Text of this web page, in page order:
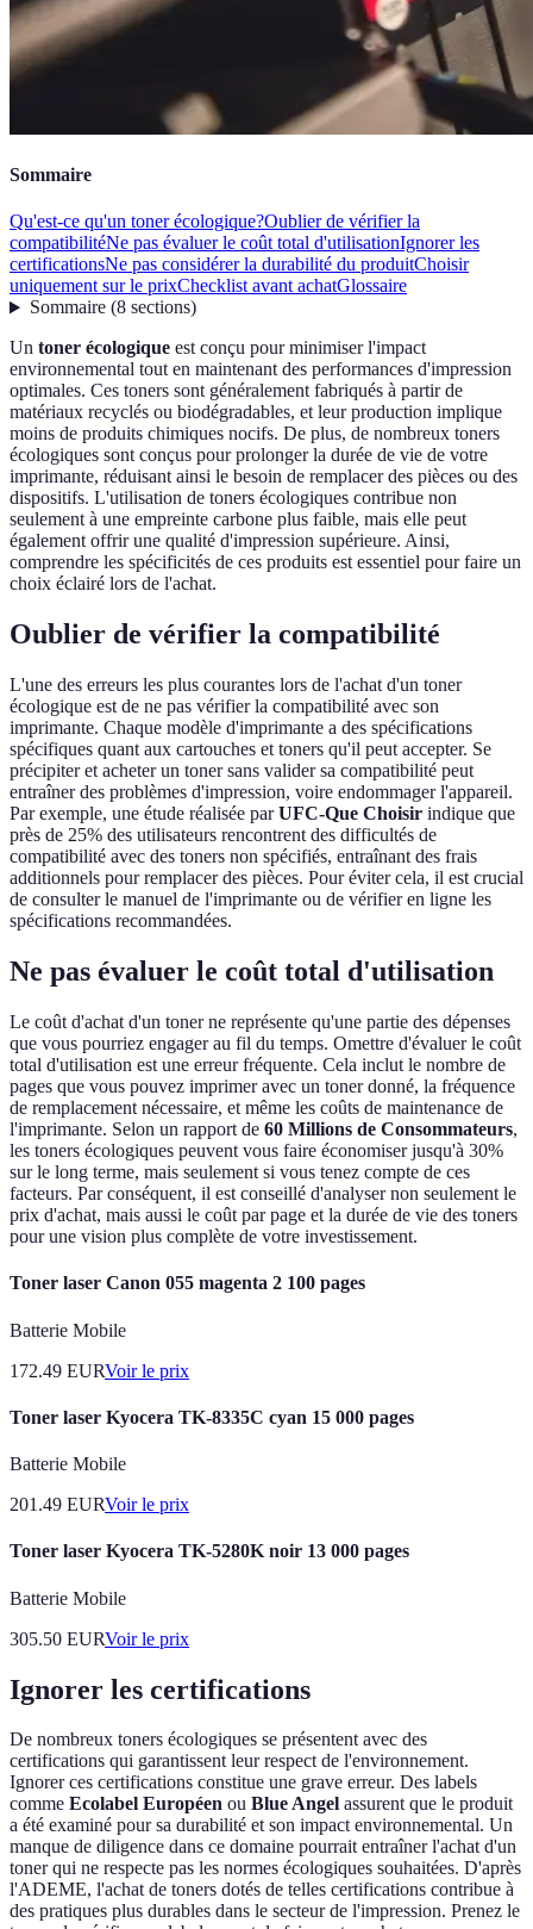
Sommaire
Qu'est-ce qu'un toner écologique?Oublier de vérifier la
compatibilitéNe pas évaluer le coût total d'utilisationIgnorer les
certificationsNe pas considérer la durabilité du produitChoisir
uniquement sur le prixChecklist avant achatGlossaire
Sommaire(8 sections)
Un toner écologique est conçu pour minimiser l'impact
environnemental tout en maintenant des performances d'impression
optimales. Ces toners sont généralement fabriqués à partir de
matériaux recyclés ou biodégradables, et leur production implique
moins de produits chimiques nocifs. De plus, de nombreux toners
écologiques sont conçus pour prolonger la durée de vie de votre
imprimante, réduisant ainsi le besoin de remplacer des pièces ou des
dispositifs. L'utilisation de toners écologiques contribue non
seulement à une empreinte carbone plus faible, mais elle peut
également offrir une qualité d'impression supérieure. Ainsi,
comprendre les spécificités de ces produits est essentiel pour faire un
choix éclairé lors de l'achat.
Oublier de vérifier la compatibilité
L'une des erreurs les plus courantes lors de l'achat d'un toner
écologique est de ne pas vérifier la compatibilité avec son
imprimante. Chaque modèle d'imprimante a des spécifications
spécifiques quant aux cartouches et toners qu'il peut accepter. Se
précipiter et acheter un toner sans valider sa compatibilité peut
entraîner des problèmes d'impression, voire endommager l'appareil.
Par exemple, une étude réalisée parUFC-Que Choisir indique que
près de 25% des utilisateurs rencontrent des difficultés de
compatibilité avec des toners non spécifiés, entraînant des frais
additionnels pour remplacer des pièces. Pour éviter cela, il est crucial
de consulter le manuel de l'imprimante ou de vérifier en ligne les
spécifications recommandées.
Ne pas évaluer le coût total d'utilisation
Le coût d'achat d'un toner ne représente qu'une partie des dépenses
que vous pourriez engager au fil du temps. Omettre d'évaluer le coût
total d'utilisation est une erreur fréquente. Cela inclut le nombre de
pages que vous pouvez imprimer avec un toner donné, la fréquence
de remplacement nécessaire, et même les coûts de maintenance de
l'imprimante. Selon un rapport de 60 Millions de Consommateurs,
les toners écologiques peuvent vous faire économiser jusqu'à 30%
sur le long terme, mais seulement si vous tenez compte de ces
facteurs. Par conséquent, il est conseillé d'analyser non seulement le
prix d'achat, mais aussi le coût par page et la durée de vie des toners
pour une vision plus complète de votre investissement.
Toner laser Canon 055 magenta 2 100 pages
Batterie Mobile
172.49 EURVoir le prix
Toner laser Kyocera TK-8335C cyan 15 000 pages
Batterie Mobile
201.49 EURVoir le prix
Toner laser Kyocera TK-5280K noir 13 000 pages
Batterie Mobile
305.50 EURVoir le prix
Ignorer les certifications
De nombreux toners écologiques se présentent avec des
certifications qui garantissent leur respect de l'environnement.
Ignorer ces certifications constitue une grave erreur. Des labels
comme Ecolabel Européen ou Blue Angel assurent que le produit
a été examiné pour sa durabilité et son impact environnemental. Un
manque de diligence dans ce domaine pourrait entraîner l'achat d'un
toner qui ne respecte pas les normes écologiques souhaitées. D'après
l'ADEME, l'achat de toners dotés de telles certifications contribue à
des pratiques plus durables dans le secteur de l'impression. Prenez le